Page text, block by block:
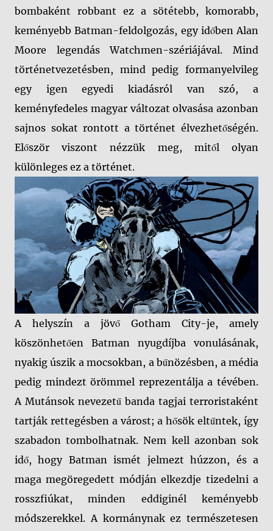
bombaként robbant ez a sötétebb, komorabb,
keményebb Batman-feldolgozás, egy időben Alan
Moore legendás Watchmen-szériájával. Mind
történetvezetésben, mind pedig formanyelvileg
egy igen egyedi kiadásról van szó, a
keményfedeles magyar változat olvasása azonban
sajnos sokat rontott a történet élvezhetőségén.
Először viszont nézzük meg, mitől olyan
különleges ez a történet.
A helyszín a jövő Gotham City-je, amely
köszönhetően Batman nyugdíjba vonulásának,
nyakig úszik a mocsokban, a bűnözésben, a média
pedig mindezt örömmel reprezentálja a tévében.
A Mutánsok nevezetű banda tagjai terroristaként
tartják rettegésben a várost; a hősök eltűntek, így
szabadon tombolhatnak. Nem kell azonban sok
idő, hogy Batman ismét jelmezt húzzon, és a
maga megöregedett módján elkezdje tizedelni a
rosszfiúkat, minden eddiginél keményebb
módszerekkel. A kormánynak ez természetesen